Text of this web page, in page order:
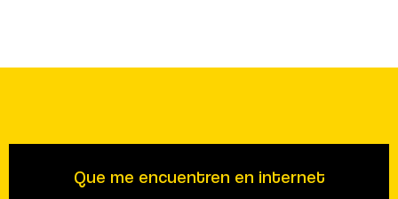
Que me encuentren en internet